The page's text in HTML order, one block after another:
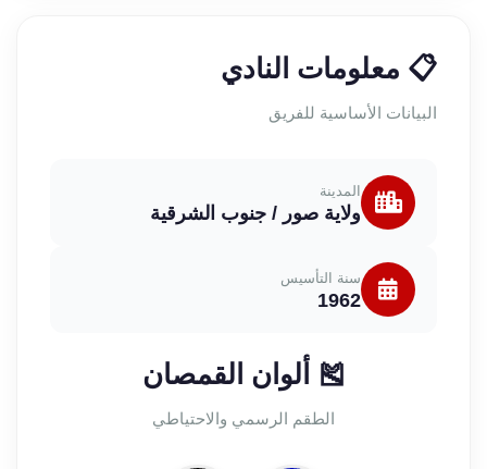
📋 معلومات النادي
البيانات الأساسية للفريق
المدينة
ولاية صور / جنوب الشرقية
سنة التأسيس
1962
🎽 ألوان القمصان
الطقم الرسمي والاحتياطي